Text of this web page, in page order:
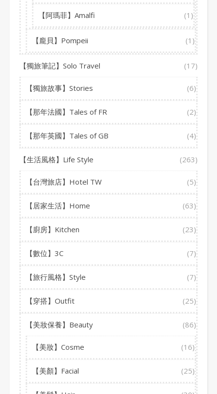
【阿瑪菲】Amalfi (1)
【龐貝】Pompeii (1)
【獨旅筆記】Solo Travel (17)
【獨旅故事】Stories (6)
【那年法國】Tales of FR (2)
【那年英國】Tales of GB (4)
【生活風格】Life Style (263)
【台灣旅店】Hotel TW (5)
【居家生活】Home (63)
【廚房】Kitchen (23)
【數位】3C (7)
【旅行風格】Style (7)
【穿搭】Outfit (25)
【美妝保養】Beauty (86)
【美妝】Cosme (16)
【美顏】Facial (25)